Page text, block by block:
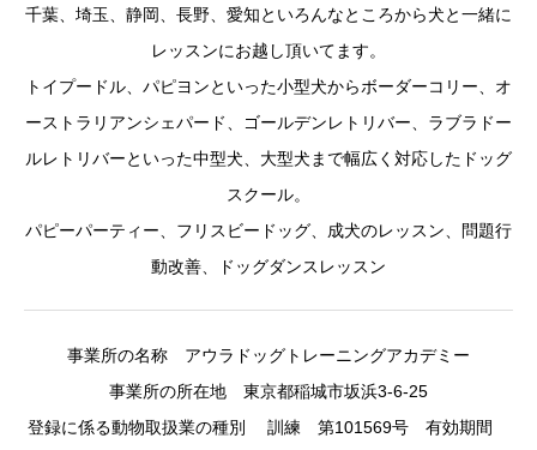
千葉、埼玉、静岡、長野、愛知といろんなところから犬と一緒に
レッスンにお越し頂いてます。
トイプードル、パピヨンといった小型犬からボーダーコリー、オ
ーストラリアンシェパード、ゴールデンレトリバー、ラブラドー
ルレトリバーといった中型犬、大型犬まで幅広く対応したドッグ
スクール。
パピーパーティー、フリスビードッグ、成犬のレッスン、問題行
動改善、ドッグダンスレッスン
事業所の名称 アウラドッグトレーニングアカデミー
事業所の所在地 東京都稲城市坂浜3-6-25
登録に係る動物取扱業の種別 訓練 第101569号 有効期間